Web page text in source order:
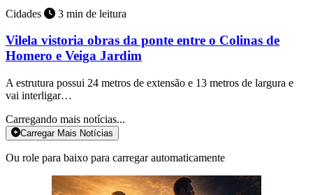
Cidades 3 min de leitura
Vilela vistoria obras da ponte entre o Colinas de
Homero e Veiga Jardim
A estrutura possui 24 metros de extensão e 13 metros de largura e
vai interligar…
Carregando mais notícias...
Carregar Mais Notícias
Ou role para baixo para carregar automaticamente